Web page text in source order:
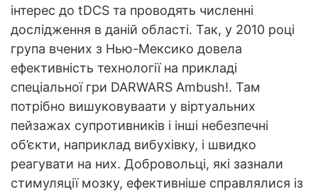
інтерес до tDCS та проводять численні
дослідження в даній області. Так, у 2010 році
група вчених з Нью-Мексико довела
ефективність технології на прикладі
спеціальної гри DARWARS Ambush!. Там
потрібно вишуковуваати у віртуальних
пейзажах супротивників і інші небезпечні
об’єкти, наприклад вибухівку, і швидко
реагувати на них. Добровольці, які зазнали
стимуляції мозку, ефективніше справлялися із